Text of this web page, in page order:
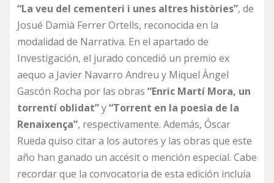
“La veu del cementeri i unes altres històries”, de
Josué Damià Ferrer Ortells, reconocida en la
modalidad de Narrativa. En el apartado de
Investigación, el jurado concedió un premio ex
aequo a Javier Navarro Andreu y Miquel Àngel
Gascón Rocha por las obras “Enric Martí Mora, un
torrentí oblidat”y“Torrent en la poesia de la
Renaixença”, respectivamente. Además, Óscar
Rueda quiso citar a los autores y las obras que este
año han ganado un accésit o mención especial. Cabe
recordar que la convocatoria de esta edición incluía